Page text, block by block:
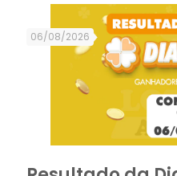
06/08/2026